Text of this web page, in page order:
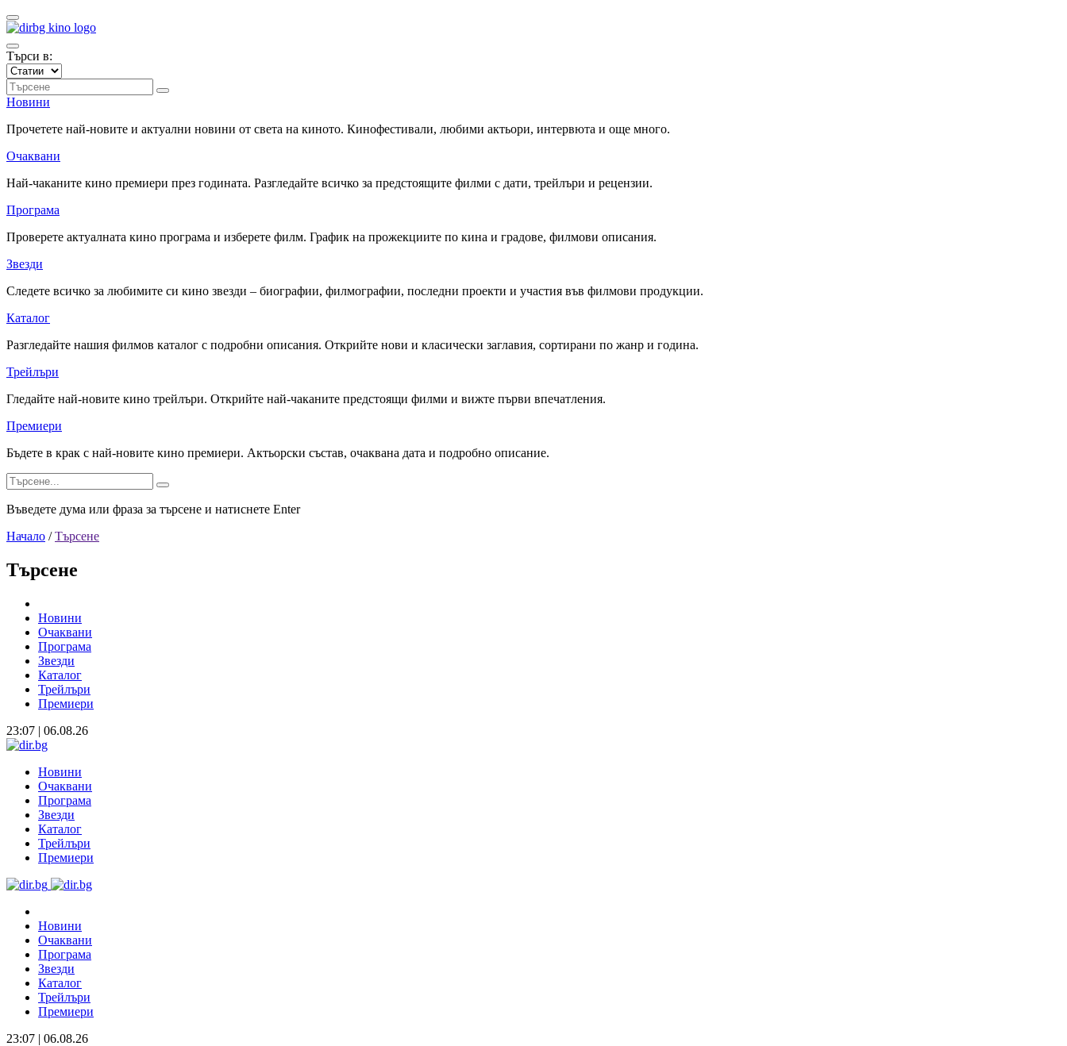
Търси в:
Новини
Прочетете най-новите и актуални новини от света на киното. Кинофестивали, любими актьори, интервюта и още много.
Очаквани
Най-чаканите кино премиери през годината. Разгледайте всичко за предстоящите филми с дати, трейлъри и рецензии.
Програма
Проверете актуалната кино програма и изберете филм. График на прожекциите по кина и градове, филмови описания.
Звезди
Следете всичко за любимите си кино звезди – биографии, филмографии, последни проекти и участия във филмови продукции.
Каталог
Разгледайте нашия филмов каталог с подробни описания. Открийте нови и класически заглавия, сортирани по жанр и година.
Трейлъри
Гледайте най-новите кино трейлъри. Открийте най-чаканите предстоящи филми и вижте първи впечатления.
Премиери
Бъдете в крак с най-новите кино премиери. Актьорски състав, очаквана дата и подробно описание.
Въведете дума или фраза за търсене и натиснете Enter
Начало / Търсене
Търсене
Новини
Очаквани
Програма
Звезди
Каталог
Трейлъри
Премиери
23:07 | 06.08.26
Новини
Очаквани
Програма
Звезди
Каталог
Трейлъри
Премиери
Новини
Очаквани
Програма
Звезди
Каталог
Трейлъри
Премиери
23:07 | 06.08.26